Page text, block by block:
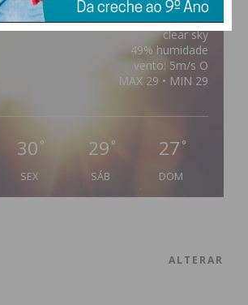
clear sky
49% humidade
vento: 5m/s O
MAX 29 • MIN 29
30 °
SEX
29 °
SÁB
27 °
DOM
ALTERAR